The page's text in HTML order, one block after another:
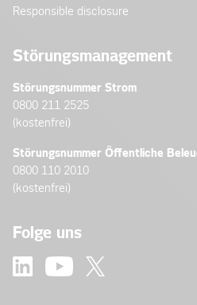
Responsible disclosure
Störungsmanagement
Störungsnummer Strom
0800 211 2525
(kostenfrei)
Störungsnummer Öffentliche
0800 110 2010
(kostenfrei)
Folge uns